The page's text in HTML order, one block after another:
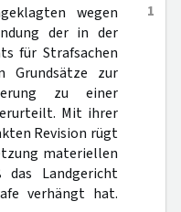
1
wegen
der in der
für Strafsachen
Grundsätze zur
zu einer
Mit ihrer
Revision rügt
materiellen
das Landgericht
verhängt hat.